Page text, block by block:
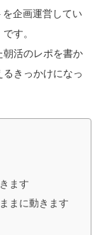
企画運営してい
す。
朝活のレポを書か
きっかけになっ
ます
まに動きます